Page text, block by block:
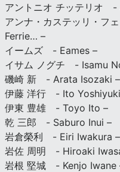
アントニオ チッテリオ
アンナ・カステッリ・フ
Ferrie… –
イームズ - Eames –
イサム ノグチ - Isamu
磯崎 新 - Arata Isozaki –
伊藤 洋行 - Ito
伊東 豊雄 - Toyo Ito –
乾 三郎 - Saburo Inui –
岩倉榮利 - Eiri Iwakura –
岩佐 周明 - Hiroaki
岩根 堅城 - Kenjo Iwane